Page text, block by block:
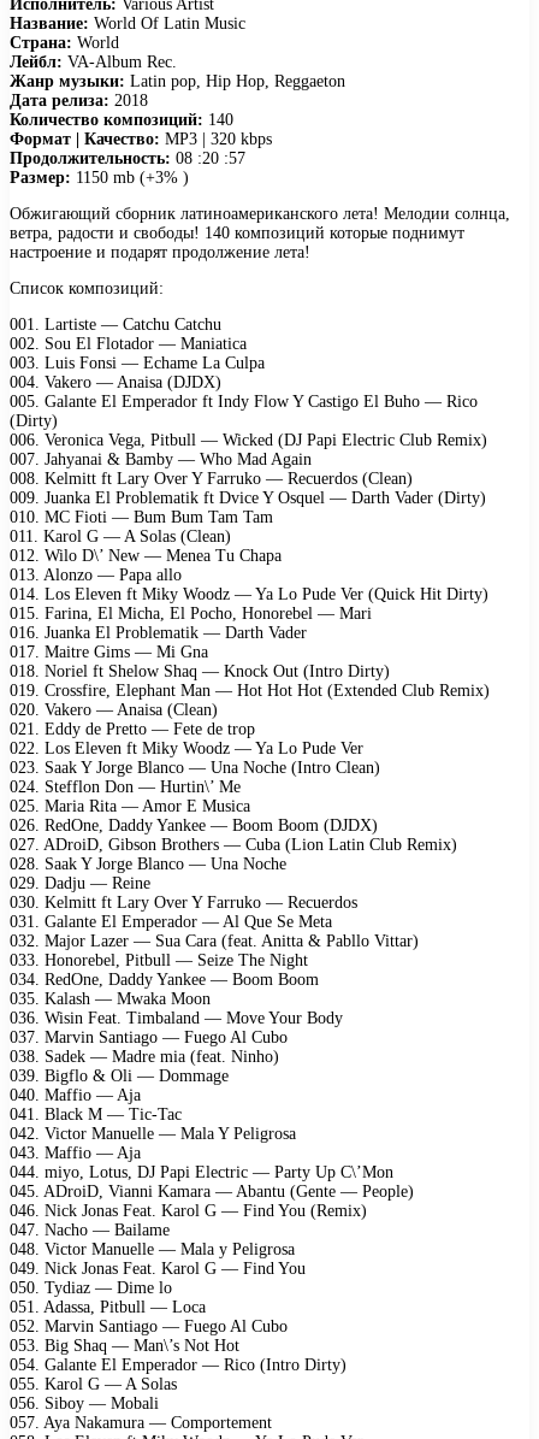
Исполнитель: Various Artist
Название: World Of Latin Music
Страна: World
Лейбл: VA-Album Rec.
Жанр музыки: Latin pop, Hip Hop, Reggaeton
Дата релиза: 2018
Количество композиций: 140
Формат | Качество: MP3 | 320 kbps
Продолжительность: 08 :20 :57
Размер: 1150 mb (+3% )
Обжигающий сборник латиноамериканского лета! Мелодии солнца,
ветра, радости и свободы! 140 композиций которые поднимут
настроение и подарят продолжение лета!
Список композиций:
001. Lartiste — Catchu Catchu
002. Sou El Flotador — Maniatica
003. Luis Fonsi — Echame La Culpa
004. Vakero — Anaisa (DJDX)
005. Galante El Emperador ft Indy Flow Y Castigo El Buho — Rico
(Dirty)
006. Veronica Vega, Pitbull — Wicked (DJ Papi Electric Club Remix)
007. Jahyanai & Bamby — Who Mad Again
008. Kelmitt ft Lary Over Y Farruko — Recuerdos (Clean)
009. Juanka El Problematik ft Dvice Y Osquel — Darth Vader (Dirty)
010. MC Fioti — Bum Bum Tam Tam
011. Karol G — A Solas (Clean)
012. Wilo D\’ New — Menea Tu Chapa
013. Alonzo — Papa allo
014. Los Eleven ft Miky Woodz — Ya Lo Pude Ver (Quick Hit Dirty)
015. Farina, El Micha, El Pocho, Honorebel — Mari
016. Juanka El Problematik — Darth Vader
017. Maitre Gims — Mi Gna
018. Noriel ft Shelow Shaq — Knock Out (Intro Dirty)
019. Crossfire, Elephant Man — Hot Hot Hot (Extended Club Remix)
020. Vakero — Anaisa (Clean)
021. Eddy de Pretto — Fete de trop
022. Los Eleven ft Miky Woodz — Ya Lo Pude Ver
023. Saak Y Jorge Blanco — Una Noche (Intro Clean)
024. Stefflon Don — Hurtin\’ Me
025. Maria Rita — Amor E Musica
026. RedOne, Daddy Yankee — Boom Boom (DJDX)
027. ADroiD, Gibson Brothers — Cuba (Lion Latin Club Remix)
028. Saak Y Jorge Blanco — Una Noche
029. Dadju — Reine
030. Kelmitt ft Lary Over Y Farruko — Recuerdos
031. Galante El Emperador — Al Que Se Meta
032. Major Lazer — Sua Cara (feat. Anitta & Pabllo Vittar)
033. Honorebel, Pitbull — Seize The Night
034. RedOne, Daddy Yankee — Boom Boom
035. Kalash — Mwaka Moon
036. Wisin Feat. Timbaland — Move Your Body
037. Marvin Santiago — Fuego Al Cubo
038. Sadek — Madre mia (feat. Ninho)
039. Bigflo & Oli — Dommage
040. Maffio — Aja
041. Black M — Tic-Tac
042. Victor Manuelle — Mala Y Peligrosa
043. Maffio — Aja
044. miyo, Lotus, DJ Papi Electric — Party Up C\’Mon
045. ADroiD, Vianni Kamara — Abantu (Gente — People)
046. Nick Jonas Feat. Karol G — Find You (Remix)
047. Nacho — Bailame
048. Victor Manuelle — Mala y Peligrosa
049. Nick Jonas Feat. Karol G — Find You
050. Tydiaz — Dime lo
051. Adassa, Pitbull — Loca
052. Marvin Santiago — Fuego Al Cubo
053. Big Shaq — Man\’s Not Hot
054. Galante El Emperador — Rico (Intro Dirty)
055. Karol G — A Solas
056. Siboy — Mobali
057. Aya Nakamura — Comportement